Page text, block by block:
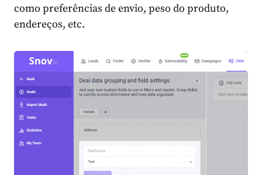
como preferências de envio, peso do produto,
endereços, etc.